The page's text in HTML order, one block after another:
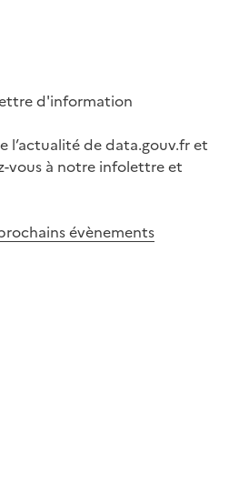
d'information
l’actualité de data.gouv.fr et
vous à notre infolettre et
évènements